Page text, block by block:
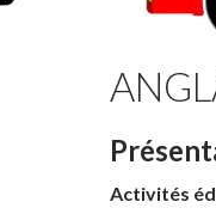
Activités